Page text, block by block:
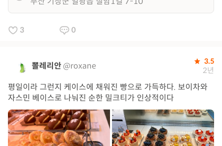
3 0
뽈레리안@roxane 3.5
2년
평일이라 그런지 케이스에 채워진 빵으로 가득하다. 보이차와
자스민 베이스로 나눠진 순한 밀크티가 인상적이다